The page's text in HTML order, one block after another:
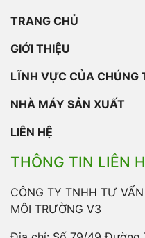
TRANG CHỦ
GIỚI THIỆU
LĨNH VỰC CỦA CHÚNG
NHÀ MÁY SẢN XUẤT
LIÊN HỆ
THÔNG TIN LIÊN
CÔNG TY TNHH TƯ
MÔI TRƯỜNG V3